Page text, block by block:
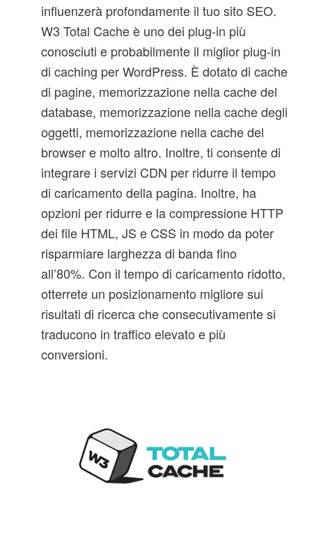
influenzerà profondamente il tuo sito SEO.
W3 Total Cache è uno dei plug-in più
conosciuti e probabilmente il miglior plug-in
di caching per WordPress. È dotato di cache
di pagine, memorizzazione nella cache del
database, memorizzazione nella cache degli
oggetti, memorizzazione nella cache del
browser e molto altro. Inoltre, ti consente di
integrare i servizi CDN per ridurre il tempo
di caricamento della pagina. Inoltre, ha
opzioni per ridurre e la compressione HTTP
dei file HTML, JS e CSS in modo da poter
risparmiare larghezza di banda fino
all’80%. Con il tempo di caricamento ridotto,
otterrete un posizionamento migliore sui
risultati di ricerca che consecutivamente si
traducono in traffico elevato e più
conversioni.